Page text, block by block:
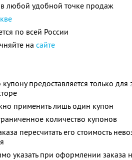
любой удобной точке продаж
по всей России
на сайте
предоставляется только
применить лишь один купон
количество купонов
пересчитать его стоимость
указать при оформлении заказа